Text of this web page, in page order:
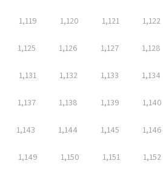
1,119 1,120 1,121 1,122
1,125 1,126 1,127 1,128
1,131 1,132 1,133 1,134
1,137 1,138 1,139 1,140
1,143 1,144 1,145 1,146
1,149 1,150 1,151 1,152